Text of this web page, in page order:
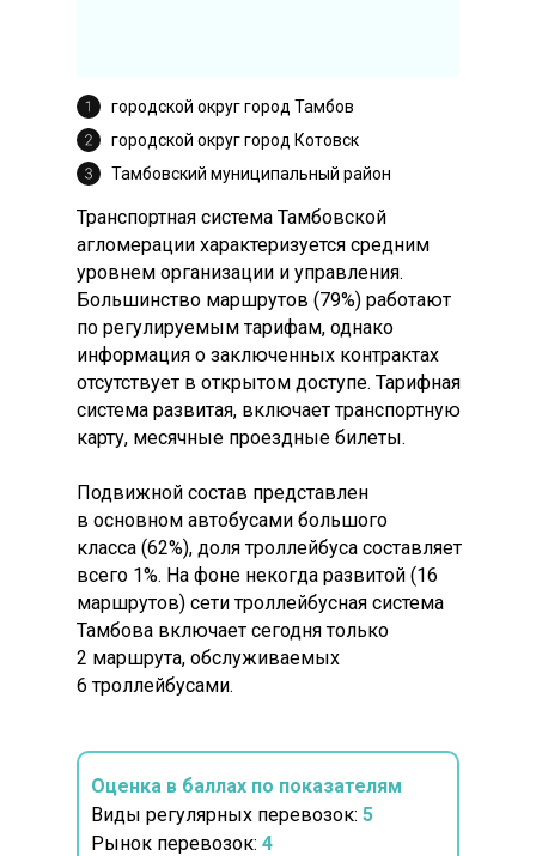
Оценка в баллах по показателям
Виды регулярных перевозок: 5
Рынок перевозок: 4
Транспортная система Тамбовской
агломерации характеризуется средним
уровнем организации и управления.
Большинство маршрутов (79%) работают
по регулируемым тарифам, однако
информация о заключенных контрактах
отсутствует в открытом доступе. Тарифная
система развитая, включает транспортную
карту, месячные проездные билеты.
Подвижной состав представлен
в основном автобусами большого
класса (62%), доля троллейбуса составляет
всего 1%. На фоне некогда развитой (16
маршрутов) сети троллейбусная система
Тамбова включает сегодня только
2 маршрута, обслуживаемых
6 троллейбусами.
городской округ город Тамбов
Тамбовский муниципальный район
городской округ город Котовск